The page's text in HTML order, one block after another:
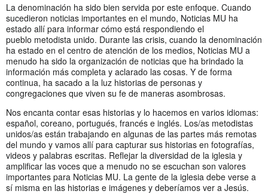
La denominación ha sido bien servida por este enfoque. Cuando
sucedieron noticias importantes en el mundo, Noticias MU ha
estado allí para informar cómo está respondiendo el
pueblo metodista unido. Durante las crisis, cuando la denominación
ha estado en el centro de atención de los medios, Noticias MU a
menudo ha sido la organización de noticias que ha brindado la
información más completa y aclarado las cosas. Y de forma
continua, ha sacado a la luz historias de personas y
congregaciones que viven su fe de maneras asombrosas.
Nos encanta contar esas historias y lo hacemos en varios idiomas:
español, coreano, portugués, francés e inglés. Los/as metodistas
unidos/as están trabajando en algunas de las partes más remotas
del mundo y vamos allí para capturar sus historias en fotografías,
videos y palabras escritas. Reflejar la diversidad de la iglesia y
amplificar las voces que a menudo no se escuchan son valores
importantes para Noticias MU. La gente de la iglesia debe verse a
sí misma en las historias e imágenes y deberíamos ver a Jesús.